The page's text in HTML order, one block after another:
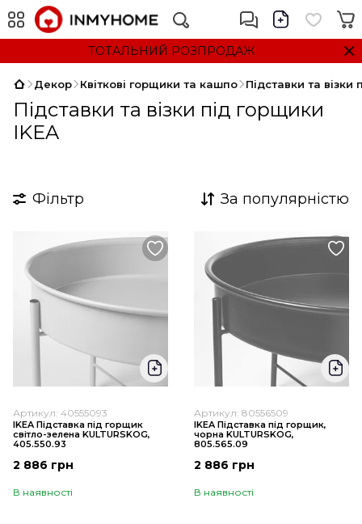
ТОТАЛЬНИЙ РОЗПРОДАЖ
Декор Квіткові горщики та кашпо Підставки та візки
Підставки та візки під горщики
IKEA
Фільтр За популярністю
Артикул: 40555093
IKEA Підставка під горщик
світло-зелена KULTURSKOG,
405.550.93
2 886 грн
В наявності
Артикул: 80556509
IKEA Підставка під горщик,
чорна KULTURSKOG,
805.565.09
2 886 грн
В наявності